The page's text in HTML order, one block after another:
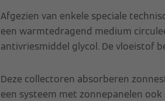
Afgezien van enkele speciale
een warmtedragend medium
antivriesmiddel glycol. De vloeistof
Deze collectoren absorberen
een systeem met zonnepanelen